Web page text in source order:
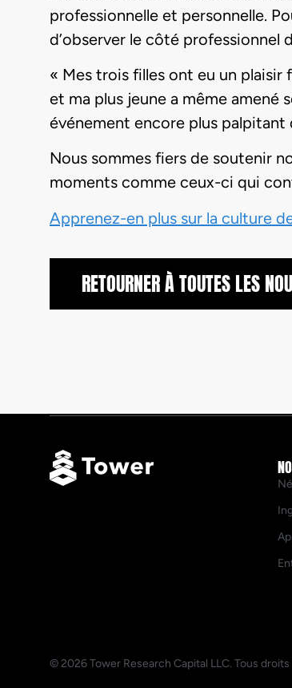
professionnelle et personnelle.
d’observer le côté professionnel
« Mes trois filles ont eu un plaisir
et ma plus jeune a même amené
événement encore plus palpitant
Nous sommes fiers de soutenir
moments comme ceux-ci qui
Apprenez-en plus sur la culture
RETOURNER À TOUTES LES
© 2026 Tower Research Capital LLC. Tous